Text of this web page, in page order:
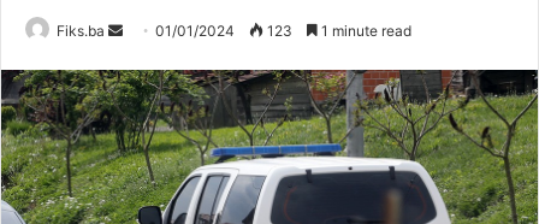
Fiks.ba
Send
email
01/01/2024 123 1 minute read